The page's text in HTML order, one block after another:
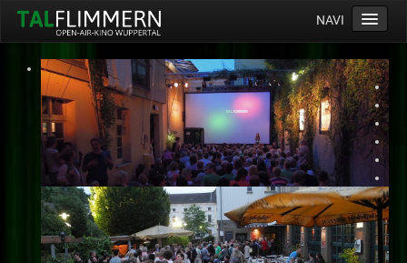
NAVI
Home
Programm
Service
Ticketinfos
Ort
Anreise
Wetter